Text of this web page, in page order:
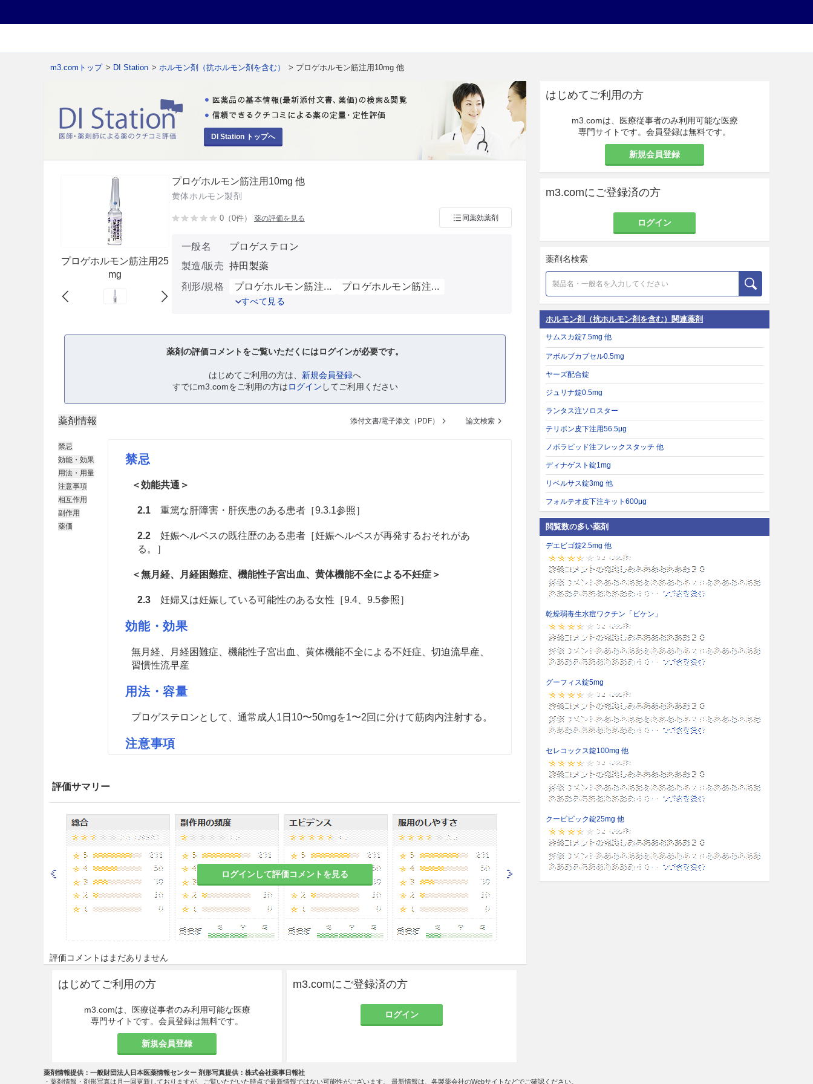
m3.comトップ > DI Station > ホルモン剤（抗ホルモン剤を含む） > プロゲホルモン筋注用10mg 他
DI Station トップへ
プロゲホルモン筋注用25
mg
プロゲホルモン筋注用10mg 他
黄体ホルモン製剤
0（0件） 薬の評価を見る 同薬効薬剤
一般名
プロゲステロン
製造/販売 持田製薬
剤形/規格
プロゲホルモン筋注... プロゲホルモン筋注...
すべて見る
薬剤の評価コメントをご覧いただくにはログインが必要です。
はじめてご利用の方は、 新規会員登録へ
すでにm3.comをご利用の方はログイン してご利用ください
薬剤情報 添付文書/電子添文（PDF） 論文検索
禁忌
効能・効果
用法・用量
注意事項
相互作用
副作用
薬価
禁忌
＜効能共通＞
2.1重篤な肝障害・肝疾患のある患者［9.3.1参照］
2.2妊娠ヘルペスの既往歴のある患者［妊娠ヘルペスが再発するおそれがあ
る。］
＜無月経、月経困難症、機能性子宮出血、黄体機能不全による不妊症＞
2.3妊婦又は妊娠している可能性のある女性［9.4、9.5参照］
効能・効果
無月経、月経困難症、機能性子宮出血、黄体機能不全による不妊症、切迫流早産、
習慣性流早産
用法・容量
プロゲステロンとして、通常成人1日10〜50mgを1〜2回に分けて筋肉内注射する。
注意事項
9.1.1 心疾患又はその既往歴のある患者
ナトリウムや体液の貯留により症状が増悪するおそれがある。
9.2 腎機能障害患者
9.2.1 腎疾患又はその既往歴のある患者
ナトリウムや体液の貯留により症状が増悪するおそれがある。
9.3 肝機能障害患者
9.4 生殖能を有する者
＜無月経、月経困難症、機能性子宮出血、黄体機能不全による不妊症＞
問診、内診、基礎体温の測定、免疫学的妊娠診断などにより、妊娠していないこ
評価サマリー
ログインして評価コメントを見る
評価コメントはまだありません
はじめてご利用の方
m3.comは、医療従事者のみ利用可能な医療
専門サイトです。会員登録は無料です。
新規会員登録
m3.comにご登録済の方
ログイン
はじめてご利用の方
m3.comは、医療従事者のみ利用可能な医療
専門サイトです。会員登録は無料です。
新規会員登録
m3.comにご登録済の方
ログイン
薬剤名検索
ホルモン剤（抗ホルモン剤を含む）関連薬剤
サムスカ錠7.5mg 他
アボルブカプセル0.5mg
ヤーズ配合錠
ジュリナ錠0.5mg
ランタス注ソロスター
テリボン皮下注用56.5μg
ノボラピッド注フレックスタッチ 他
ディナゲスト錠1mg
リベルサス錠3mg 他
フォルテオ皮下注キット600μg
閲覧数の多い薬剤
デエビゴ錠2.5mg 他
乾燥弱毒生水痘ワクチン「ビケン」
グーフィス錠5mg
セレコックス錠100mg 他
クービビック錠25mg 他
薬剤情報提供：一般財団法人日本医薬情報センター 剤形写真提供：株式会社薬事日報社
・薬剤情報・剤形写真は月一回更新しておりますが、ご覧いただいた時点で最新情報ではない可能性がございます。 最新情報は、各製薬会社のWebサイトなどでご確認ください。